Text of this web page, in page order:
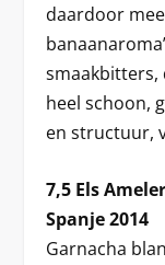
daardoor
smaakbitters,
heel schoon,
en structuur,
7,5 Els
Spanje 2014
Garnacha